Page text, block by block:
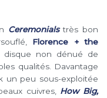
Ceremonialstrès bon
Florence + the
non dénué de
qualités. Davantage
un peu sous-exploitée
cuivres, How Big,